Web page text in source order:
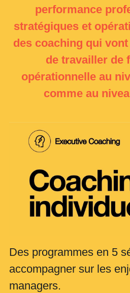
performance
stratégiques et
des coaching qui
de travailler de
opérationnelle au
comme au
Des programmes en 5
accompagner sur les
managers.